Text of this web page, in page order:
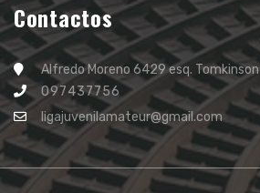
Contactos
Alfredo Moreno 6429 esq. Tomkinson
097437756
ligajuvenilamateur@gmail.com